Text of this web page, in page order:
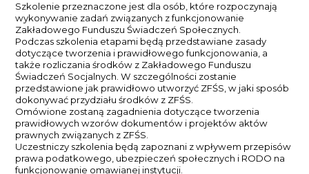
Szkolenie przeznaczone jest dla osób, które rozpoczynają
wykonywanie zadań związanych z funkcjonowanie
Zakładowego Funduszu Świadczeń Społecznych.
Podczas szkolenia etapami będą przedstawiane zasady
dotyczące tworzenia i prawidłowego funkcjonowania, a
także rozliczania środków z Zakładowego Funduszu
Świadczeń Socjalnych. W szczególności zostanie
przedstawione jak prawidłowo utworzyć ZFŚS, w jaki sposób
dokonywać przydziału środków z ZFŚS.
Omówione zostaną zagadnienia dotyczące tworzenia
prawidłowych wzorów dokumentów i projektów aktów
prawnych związanych z ZFŚS.
Uczestniczy szkolenia będą zapoznani z wpływem przepisów
prawa podatkowego, ubezpieczeń społecznych i RODO na
funkcjonowanie omawianej instytucji.